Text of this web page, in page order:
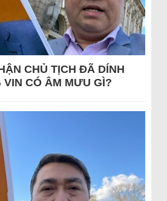
CHỦ TỊCH ĐÃ DÍNH
VIN CÓ ÂM MƯU GÌ?